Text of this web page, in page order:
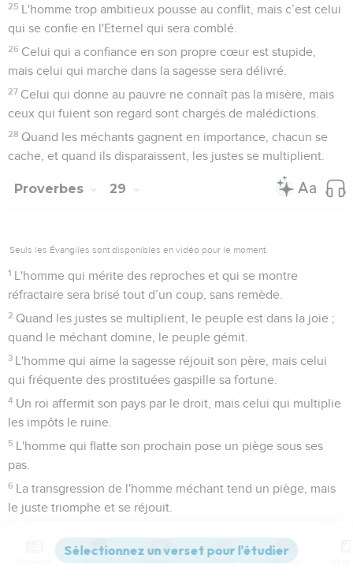
25 L'homme trop ambitieux pousse au conflit, mais c’est celui
qui se confie en l'Eternel qui sera comblé.
26 Celui qui a confiance en son propre cœur est stupide,
mais celui qui marche dans la sagesse sera délivré.
27 Celui qui donne au pauvre ne connaît pas la misère, mais
ceux qui fuient son regard sont chargés de malédictions.
28 Quand les méchants gagnent en importance, chacun se
cache, et quand ils disparaissent, les justes se multiplient.
Proverbes 29
Seuls les Évangiles sont disponibles en vidéo pour le moment.
1 L'homme qui mérite des reproches et qui se montre
réfractaire sera brisé tout d’un coup, sans remède.
2 Quand les justes se multiplient, le peuple est dans la joie ;
quand le méchant domine, le peuple gémit.
3 L'homme qui aime la sagesse réjouit son père, mais celui
qui fréquente des prostituées gaspille sa fortune.
4 Un roi affermit son pays par le droit, mais celui qui multiplie
les impôts le ruine.
5 L'homme qui flatte son prochain pose un piège sous ses
pas.
6 La transgression de l'homme méchant tend un piège, mais
le juste triomphe et se réjouit.
méchant ne comprend pas la connaissance.
Versions Commentaires Strong